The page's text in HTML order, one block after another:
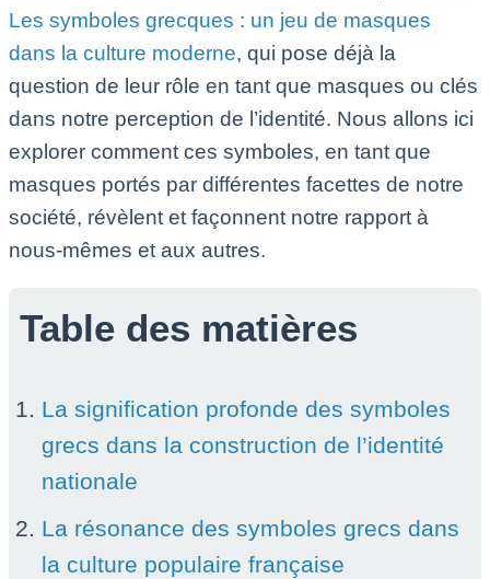
Les symboles grecques : un jeu de masques
dans la culture moderne, qui pose déjà la
question de leur rôle en tant que masques ou clés
dans notre perception de l’identité. Nous allons ici
explorer comment ces symboles, en tant que
masques portés par différentes facettes de notre
société, révèlent et façonnent notre rapport à
nous-mêmes et aux autres.
Table des matières
La signification profonde des symboles
grecs dans la construction de l’identité
nationale
La résonance des symboles grecs dans
la culture populaire française